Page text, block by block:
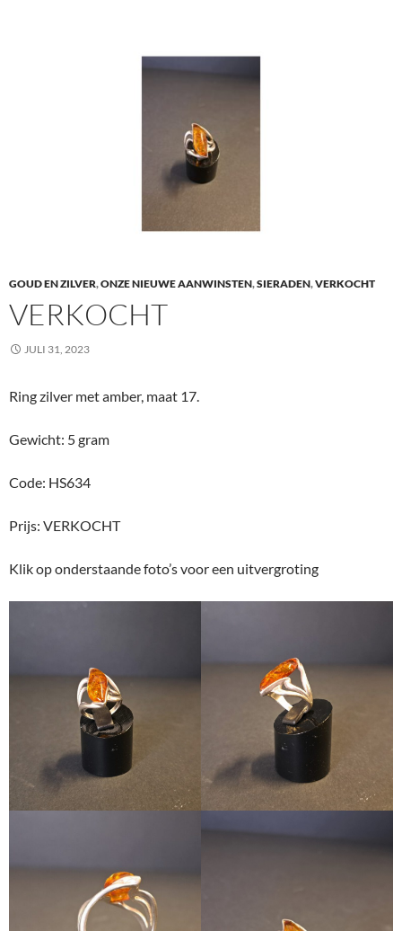
GOUD EN ZILVER,ONZE NIEUWE AANWINSTEN,SIERADEN,VERKOCHT
VERKOCHT
JULI 31, 2023
Ring zilver met amber, maat 17.
Gewicht: 5 gram
Code: HS634
Prijs: VERKOCHT
Klik op onderstaande foto’s voor een uitvergroting